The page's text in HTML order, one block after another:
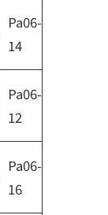
Pa06-
14
Pa06-
12
Pa06-
16